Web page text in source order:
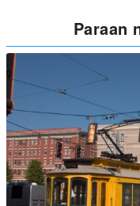
Paraan